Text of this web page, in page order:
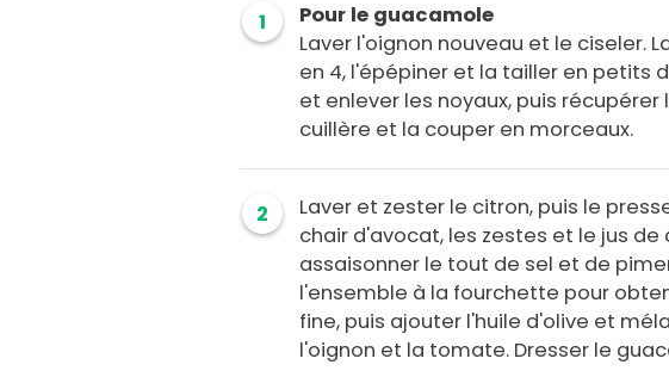
1
Pour le guacamole
Laver l'oignon nouveau et le ciseler.
en 4, l'épépiner et la tailler en petits
et enlever les noyaux, puis récupérer
cuillère et la couper en morceaux.
2
Laver et zester le citron, puis le
chair d'avocat, les zestes et le jus de
assaisonner le tout de sel et de
l'ensemble à la fourchette pour
fine, puis ajouter l'huile d'olive et
l'oignon et la tomate. Dresser le